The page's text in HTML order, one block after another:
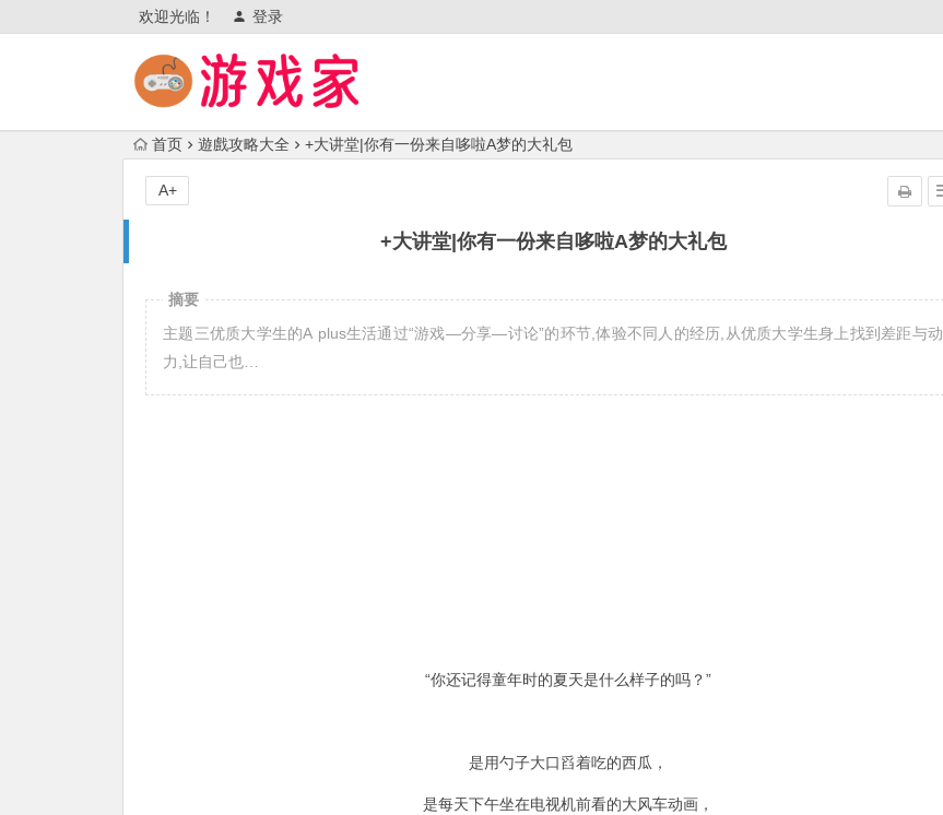
欢迎光临！ 登录
首页 遊戲攻略大全 +大讲堂|你有一份来自哆啦A梦的大礼包
+大讲堂|你有一份来自哆啦A梦的大礼包
A+
摘要
主题三优质大学生的A plus生活通过“游戏—分享—讨论”的环节,体验不同人的经历,从优质大学生身上找到差距与动
力,让自己也…
“你还记得童年时的夏天是什么样子的吗？”
是用勺子大口舀着吃的西瓜，
是每天下午坐在电视机前看的大风车动画，